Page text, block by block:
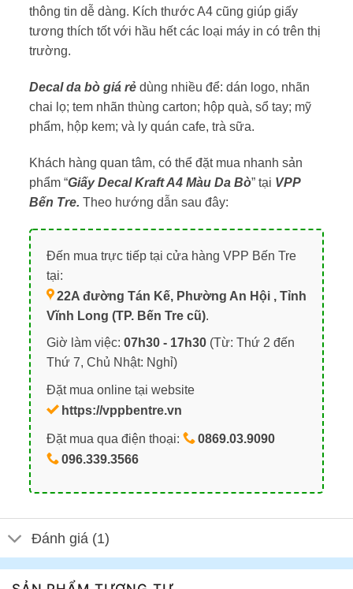
thông tin dễ dàng. Kích thước A4 cũng giúp giấy
tương thích tốt với hầu hết các loại máy in có trên thị
trường.
Decal da bò giá rẻdùng nhiều để: dán logo, nhãn
chai lọ; tem nhãn thùng carton; hộp quà, sổ tay; mỹ
phẩm, hộp kem; và ly quán cafe, trà sữa.
Khách hàng quan tâm, có thể đặt mua nhanh sản
phẩm “Giấy Decal Kraft A4 Màu Da Bò” tại VPP
Bến Tre. Theo hướng dẫn sau đây:
Đến mua trực tiếp tại cửa hàng VPP Bến Tre
tại:
22A đường Tán Kế, Phường An Hội , Tỉnh
Vĩnh Long (TP. Bến Tre cũ).
Giờ làm việc: 07h30 - 17h30(Từ: Thứ 2 đến
Thứ 7, Chủ Nhật: Nghỉ)
Đặt mua online tại website
https://vppbentre.vn
Đặt mua qua điện thoại:
0869.03.9090
096.339.3566
Đánh giá (1)